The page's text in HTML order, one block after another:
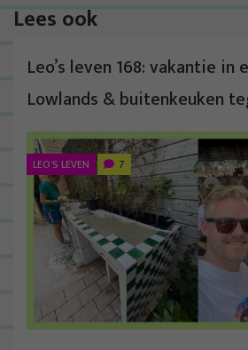
Lees ook
Leo’s leven 168: vakantie in
Lowlands & buitenkeuken
LEO'S LEVEN 7